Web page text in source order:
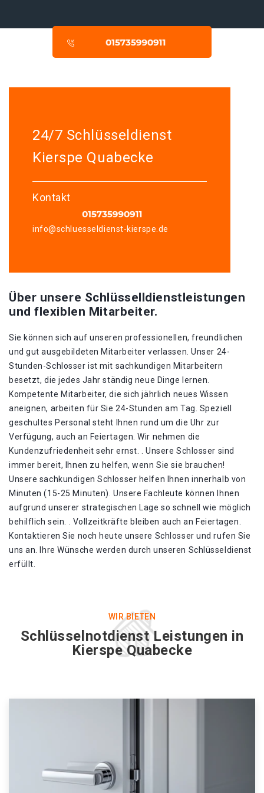
24/7 Schlüsseldienst
Kierspe Quabecke
Kontakt
info@schluesseldienst-kierspe.de
Über unsere Schlüsselldienstleistungen
und flexiblen Mitarbeiter.
Sie können sich auf unseren professionellen, freundlichen
und gut ausgebildeten Mitarbeiter verlassen. Unser 24-
Stunden-Schlosser ist mit sachkundigen Mitarbeitern
besetzt, die jedes Jahr ständig neue Dinge lernen.
Kompetente Mitarbeiter, die sich jährlich neues Wissen
aneignen, arbeiten für Sie 24-Stunden am Tag. Speziell
geschultes Personal steht Ihnen rund um die Uhr zur
Verfügung, auch an Feiertagen. Wir nehmen die
Kundenzufriedenheit sehr ernst. . Unsere Schlosser sind
immer bereit, Ihnen zu helfen, wenn Sie sie brauchen!
Unsere sachkundigen Schlosser helfen Ihnen innerhalb von
Minuten (15-25 Minuten). Unsere Fachleute können Ihnen
aufgrund unserer strategischen Lage so schnell wie möglich
behilflich sein. . Vollzeitkräfte bleiben auch an Feiertagen.
Kontaktieren Sie noch heute unsere Schlosser und rufen Sie
uns an. Ihre Wünsche werden durch unseren Schlüsseldienst
erfüllt.
WIR BIETEN
Schlüsselnotdienst Leistungen in
Kierspe Quabecke